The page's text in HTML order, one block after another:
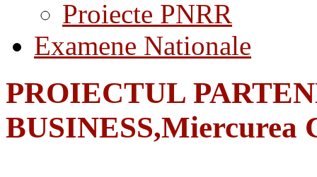
Proiecte PNRR
Examene Nationale
PROIECTUL
BUSINESS,Miercurea